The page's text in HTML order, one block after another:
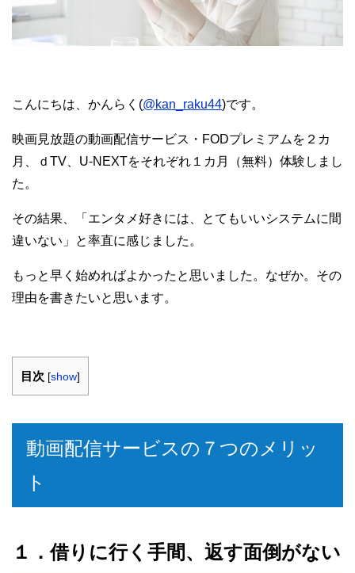
こんにちは、かんらく(@kan_raku44)です。
映画見放題の動画配信サービス・FODプレミアムを２カ
月、ｄTV、U-NEXTをそれぞれ１カ月（無料）体験しまし
た。
その結果、「エンタメ好きには、とてもいいシステムに間
違いない」と率直に感じました。
もっと早く始めればよかったと思いました。なぜか。その
理由を書きたいと思います。
目次 [show]
動画配信サービスの７つのメリッ
ト
１．借りに行く手間、返す面倒がない